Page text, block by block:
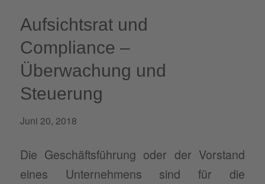
Aufsichtsrat und
Compliance –
Überwachung und
Steuerung
Juni 20, 2018
Die Geschäftsführung oder der Vorstand
eines Unternehmens sind für die